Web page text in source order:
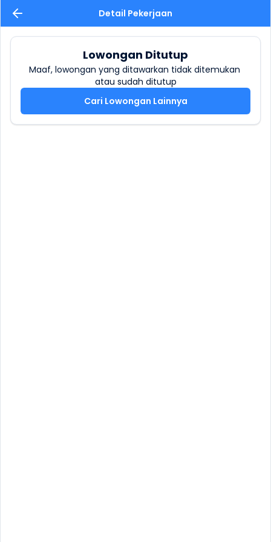
Detail Pekerjaan
Lowongan Ditutup
Maaf, lowongan yang ditawarkan tidak ditemukan
atau sudah ditutup
Cari Lowongan Lainnya